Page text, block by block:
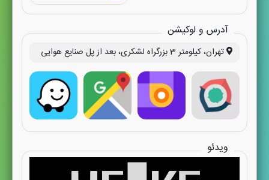
آدرس و لوکیشن
تهران، کیلومتر 3 بزرگراه لشکری، بعد از پل صنایع هوایی
ویدئو